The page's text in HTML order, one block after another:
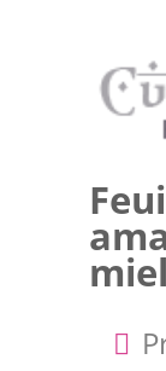
miel